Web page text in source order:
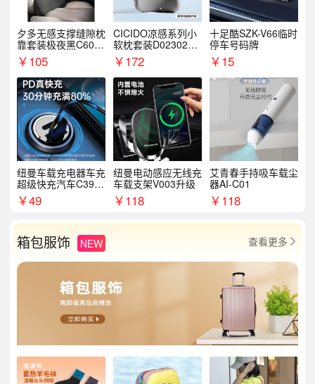
夕多无感支撑缝隙枕
靠套装极夜黑C6003
+C6004
￥105
CICIDO凉感系列小
软枕套装D023021+
D033031
￥172
十足酷SZK-V66临时
停车号码牌
￥15
纽曼车载充电器车充
超级快充汽车C39提
手拉环
￥49
纽曼电动感应无线充
车载支架V003升级
￥118
艾青春手持吸车载尘
器AI-C01
￥118
箱包服饰 NEW 查看更多 